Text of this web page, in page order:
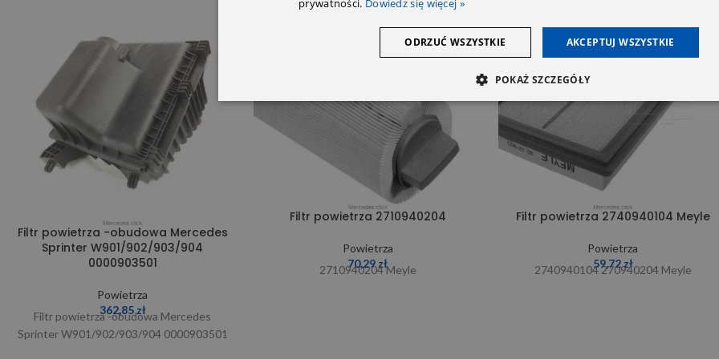
Filtr powietrza -obudowa Mercedes
Sprinter W901/902/903/904
0000903501
Powietrza
362,85zł
Filtr powietrza -obudowa Mercedes
Sprinter W901/902/903/904 0000903501
Filtr powietrza 2710940204
Powietrza
70,29 zł
2710940204 Meyle
Filtr powietrza 2740940104 Meyle
Powietrza
59,72zł
2740940104 270940204 Meyle
prywatności. Dowiedz się więcej »
AKCEPTUJ WSZYSTKIE
ODRZUĆ WSZYSTKIE
POKAŻ SZCZEGÓŁY